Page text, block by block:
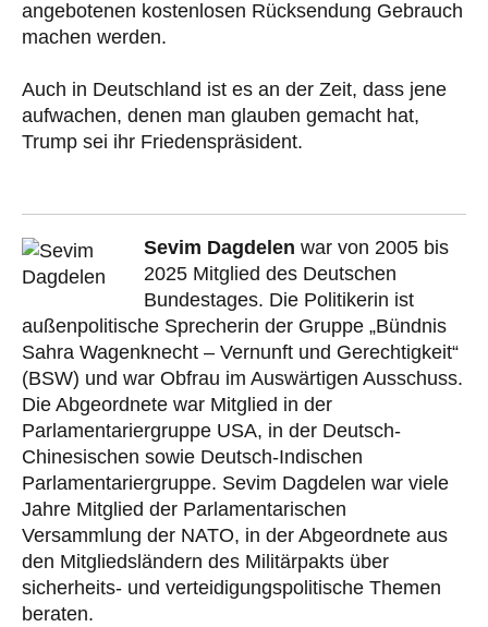
angebotenen kostenlosen Rücksendung Gebrauch
machen werden.
Auch in Deutschland ist es an der Zeit, dass jene
aufwachen, denen man glauben gemacht hat,
Trump sei ihr Friedenspräsident.
Sevim Dagdelen war von 2005 bis
2025 Mitglied des Deutschen
Bundestages. Die Politikerin ist
außenpolitische Sprecherin der Gruppe „Bündnis
Sahra Wagenknecht – Vernunft und Gerechtigkeit“
(BSW) und war Obfrau im Auswärtigen Ausschuss.
Die Abgeordnete war Mitglied in der
Parlamentariergruppe USA, in der Deutsch-
Chinesischen sowie Deutsch-Indischen
Parlamentariergruppe. Sevim Dagdelen war viele
Jahre Mitglied der Parlamentarischen
Versammlung der NATO, in der Abgeordnete aus
den Mitgliedsländern des Militärpakts über
sicherheits- und verteidigungspolitische Themen
beraten.